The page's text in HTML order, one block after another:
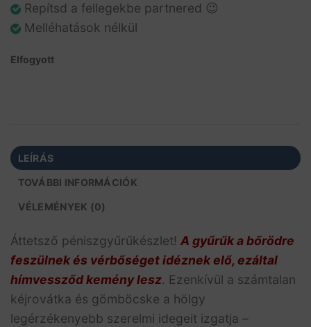
Repítsd a fellegekbe partnered 😉
Melléhatások nélkül
Elfogyott
LEÍRÁS
TOVÁBBI INFORMÁCIÓK
VÉLEMÉNYEK (0)
Áttetsző péniszgyűrűkészlet! A gyűrűk a bőrödre
feszülnek és vérbőséget idéznek elő, ezáltal
hímvessződ kemény lesz. Ezenkívül a számtalan
kéjrovátka és gömböcske a hölgy
legérzékenyebb szerelmi idegeit izgatja –